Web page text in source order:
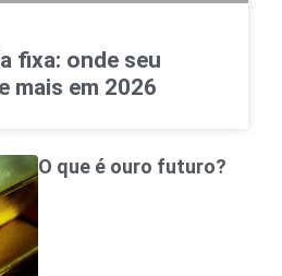
fixa: onde seu
mais em 2026
O que é ouro futuro?